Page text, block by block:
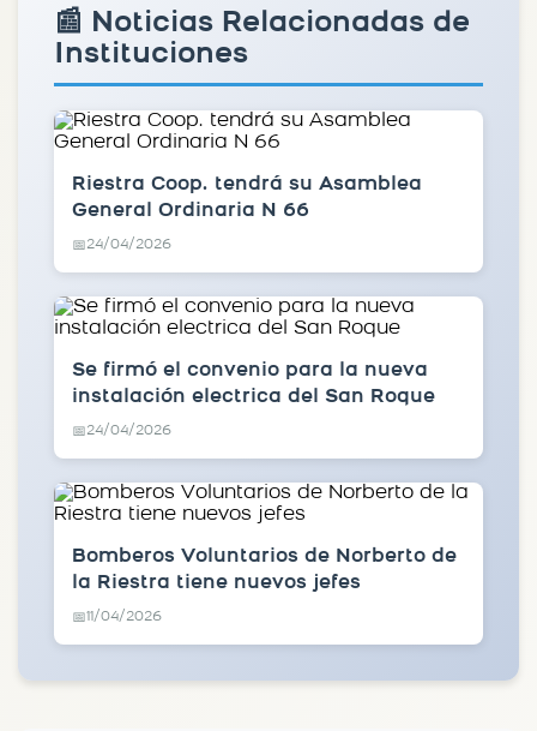
📰 Noticias Relacionadas de
Instituciones
Riestra Coop. tendrá su Asamblea
General Ordinaria N 66
📅24/04/2026
Se firmó el convenio para la nueva
instalación electrica del San Roque
📅24/04/2026
Bomberos Voluntarios de Norberto de
la Riestra tiene nuevos jefes
📅11/04/2026